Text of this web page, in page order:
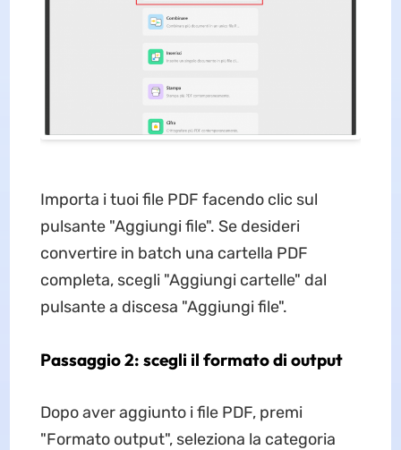
Importa i tuoi file PDF facendo clic sul
pulsante "Aggiungi file". Se desideri
convertire in batch una cartella PDF
completa, scegli "Aggiungi cartelle" dal
pulsante a discesa "Aggiungi file".
Passaggio 2: scegli il formato di output
Dopo aver aggiunto i file PDF, premi
"Formato output", seleziona la categoria